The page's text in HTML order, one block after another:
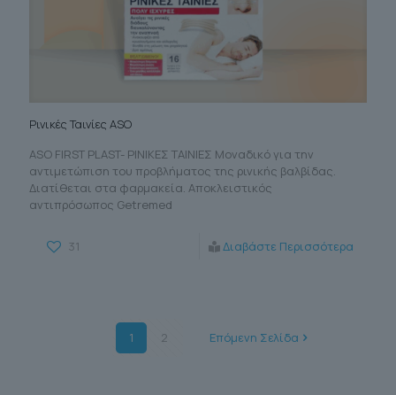
Ρινικές Ταινίες ASO
ASO FIRST PLAST- ΡΙΝΙΚΕΣ ΤΑΙΝΙΕΣ Μοναδικό για την
αντιμετώπιση του προβλήματος της ρινικής βαλβίδας.
Διατίθεται στα φαρμακεία. Αποκλειστικός
αντιπρόσωπος Getremed
31 Διαβάστε Περισσότερα
1 2 Επόμενη Σελίδα